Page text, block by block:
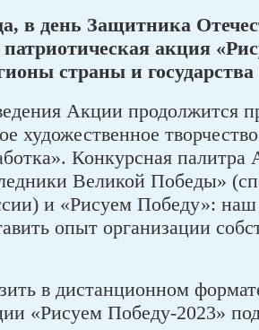
в день Защитника
акция
страны и
Акции продолжится
художественное
Конкурсная
Великой Победы»
и «Рисуем Победу»:
опыт организации
в дистанционном
«Рисуем Победу-2023»